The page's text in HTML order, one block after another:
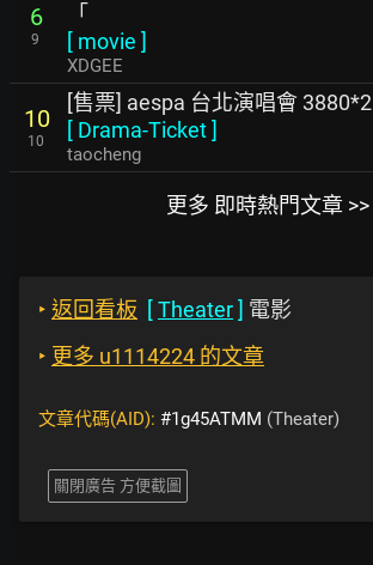
6
9
「
[ movie ]
XDGEE
10
10
[售票] aespa 台北演唱會 3880*2
[ Drama-Ticket]
taocheng
更多 即時熱門文章 >>
‣ 返回看板 [Theater] 電影
‣ 更多 u1114224 的文章
文章代碼(AID): #1g45ATMM (Theater)
關閉廣告 方便截圖